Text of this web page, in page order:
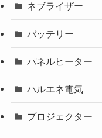
ネブライザー
バッテリー
パネルヒーター
ハルエネ電気
プロジェクター